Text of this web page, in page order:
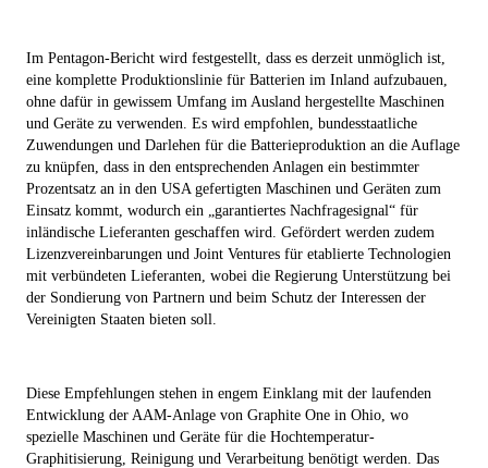
Im Pentagon-Bericht wird festgestellt, dass es derzeit unmöglich ist,
eine komplette Produktionslinie für Batterien im Inland aufzubauen,
ohne dafür in gewissem Umfang im Ausland hergestellte Maschinen
und Geräte zu verwenden. Es wird empfohlen, bundesstaatliche
Zuwendungen und Darlehen für die Batterieproduktion an die Auflage
zu knüpfen, dass in den entsprechenden Anlagen ein bestimmter
Prozentsatz an in den USA gefertigten Maschinen und Geräten zum
Einsatz kommt, wodurch ein „garantiertes Nachfragesignal“ für
inländische Lieferanten geschaffen wird. Gefördert werden zudem
Lizenzvereinbarungen und Joint Ventures für etablierte Technologien
mit verbündeten Lieferanten, wobei die Regierung Unterstützung bei
der Sondierung von Partnern und beim Schutz der Interessen der
Vereinigten Staaten bieten soll.
Diese Empfehlungen stehen in engem Einklang mit der laufenden
Entwicklung der AAM-Anlage von Graphite One in Ohio, wo
spezielle Maschinen und Geräte für die Hochtemperatur-
Graphitisierung, Reinigung und Verarbeitung benötigt werden. Das